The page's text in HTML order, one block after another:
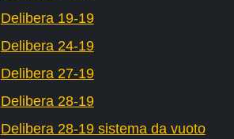
Delibera 19-19
Delibera 24-19
Delibera 27-19
Delibera 28-19
Delibera 28-19 sistema da vuoto